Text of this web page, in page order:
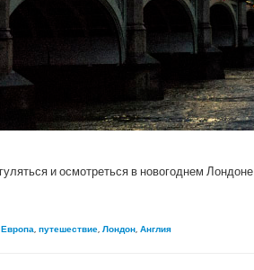
и осмотреться в новогоднем
Европа, путешествие, Лондон, Англия